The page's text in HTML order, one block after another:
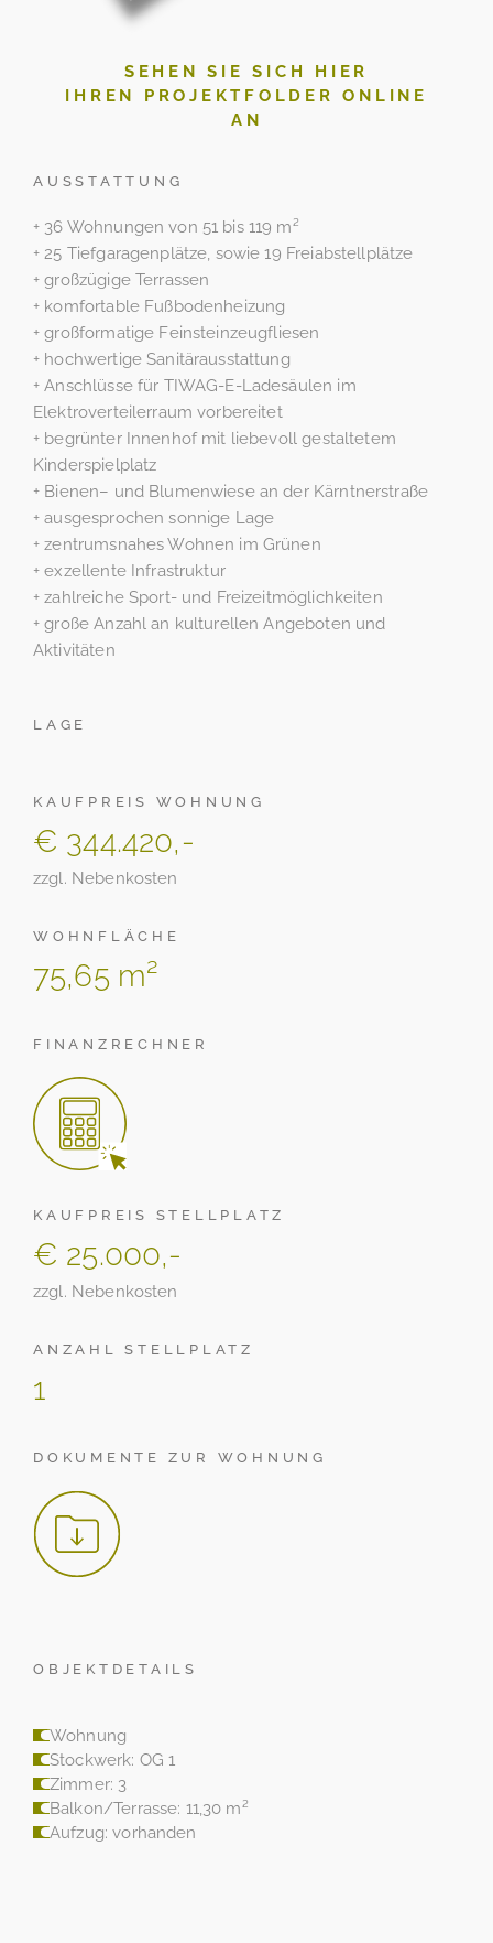
SEHEN SIE SICH HIER
IHREN PROJEKTFOLDER ONLINE
AN
AUSSTATTUNG
+ 36 Wohnungen von 51 bis 119 m²
+ 25 Tiefgaragenplätze, sowie 19 Freiabstellplätze
+ großzügige Terrassen
+ komfortable Fußbodenheizung
+ großformatige Feinsteinzeugfliesen
+ hochwertige Sanitärausstattung
+ Anschlüsse für TIWAG-E-Ladesäulen im
Elektroverteilerraum vorbereitet
+ begrünter Innenhof mit liebevoll gestaltetem
Kinderspielplatz
+ Bienen– und Blumenwiese an der Kärntnerstraße
+ ausgesprochen sonnige Lage
+ zentrumsnahes Wohnen im Grünen
+ exzellente Infrastruktur
+ zahlreiche Sport- und Freizeitmöglichkeiten
+ große Anzahl an kulturellen Angeboten und
Aktivitäten
LAGE
KAUFPREIS WOHNUNG
€ 344.420,-
zzgl. Nebenkosten
WOHNFLÄCHE
75,65 m²
FINANZRECHNER
KAUFPREIS STELLPLATZ
€ 25.000,-
zzgl. Nebenkosten
ANZAHL STELLPLATZ
1
DOKUMENTE ZUR WOHNUNG
OBJEKTDETAILS
Wohnung
Stockwerk: OG 1
Zimmer: 3
Balkon/Terrasse: 11,30 m²
Aufzug: vorhanden